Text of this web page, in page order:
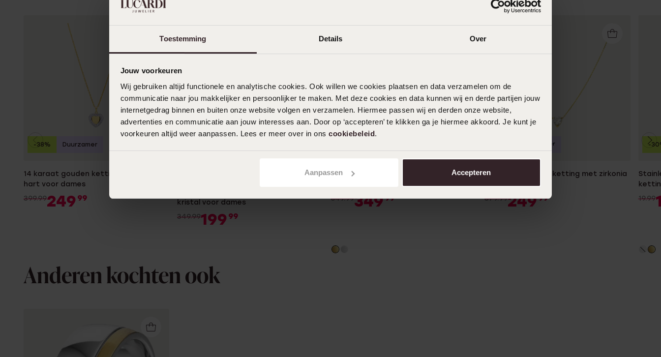
Toestemming Details Over
Jouw voorkeuren
Wij gebruiken altijd functionele en analytische cookies. Ook willen we cookies plaatsen en data verzamelen om de
communicatie naar jou makkelijker en persoonlijker te maken. Met deze cookies en data kunnen wij en derde partijen jouw
internetgedrag binnen en buiten onze website volgen en verzamelen. Hiermee passen wij en derden onze website,
advertenties en communicatie aan jouw interesses aan. Door op ‘accepteren’ te klikken ga je hiermee akkoord. Je kunt je
voorkeuren altijd weer aanpassen. Lees er meer over in ons cookiebeleid.
Aanpassen Accepteren
14 karaat gouden ketting met hanger
hart voor dames
399.99249 99
-38% Duurzamer
kristal voor dames
349.99199 99
14 karaat geelgouden entourage ring
23 diamanten 0,10ct
549.9934999
14 karaat gouden ketting met zirkonia
hart voor dames
379.9924999
Bestseller
19.99
-
Anderen kochten ook